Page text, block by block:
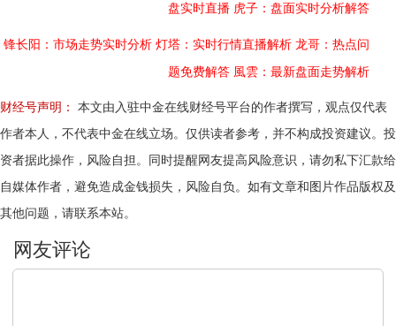
盘实时直播 虎子：盘面实时分析解答
锋长阳：市场走势实时分析 灯塔：实时行情直播解析 龙哥：热点问
题免费解答 風雲：最新盘面走势解析
财经号声明：
本文由入驻中金在线财经号平台的作者撰写，观点仅代表
作者本人，不代表中金在线立场。仅供读者参考，并不构成投资建议。投
资者据此操作，风险自担。同时提醒网友提高风险意识，请勿私下汇款给
自媒体作者，避免造成金钱损失，风险自负。如有文章和图片作品版权及
其他问题，请联系本站。